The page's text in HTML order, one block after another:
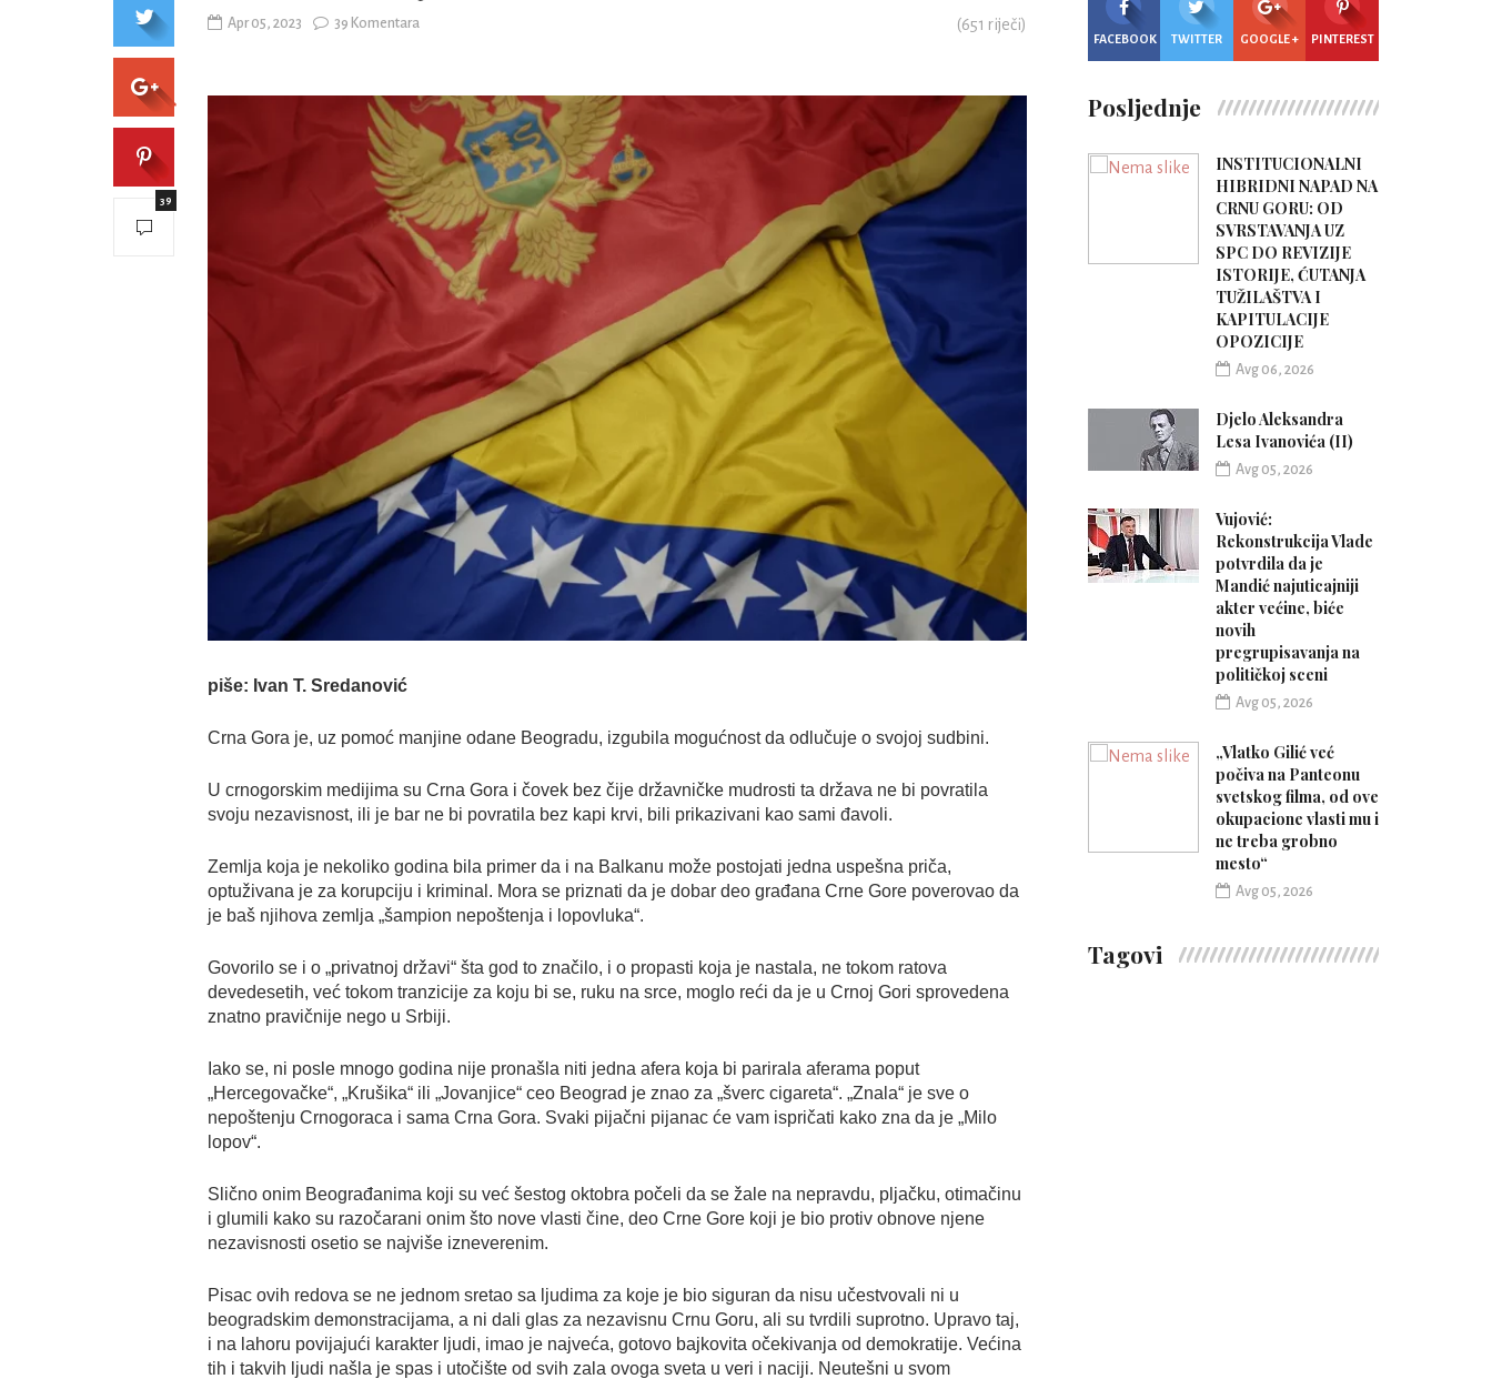
Apr 05, 2023 39 Komentara (651 riječi)
piše: Ivan T. Sredanović
Crna Gora je, uz pomoć manjine odane Beogradu, izgubila mogućnost da odlučuje o svojoj sudbini.
U crnogorskim medijima su Crna Gora i čovek bez čije državničke mudrosti ta država ne bi povratila
svoju nezavisnost, ili je bar ne bi povratila bez kapi krvi, bili prikazivani kao sami đavoli.
Zemlja koja je nekoliko godina bila primer da i na Balkanu može postojati jedna uspešna priča,
optuživana je za korupciju i kriminal. Mora se priznati da je dobar deo građana Crne Gore poverovao da
je baš njihova zemlja „šampion nepoštenja i lopovluka“.
Govorilo se i o „privatnoj državi“ šta god to značilo, i o propasti koja je nastala, ne tokom ratova
devedesetih, već tokom tranzicije za koju bi se, ruku na srce, moglo reći da je u Crnoj Gori sprovedena
znatno pravičnije nego u Srbiji.
Iako se, ni posle mnogo godina nije pronašla niti jedna afera koja bi parirala aferama poput
„Hercegovačke“, „Krušika“ ili „Jovanjice“ ceo Beograd je znao za „šverc cigareta“. „Znala“ je sve o
nepoštenju Crnogoraca i sama Crna Gora. Svaki pijačni pijanac će vam ispričati kako zna da je „Milo
lopov“.
Slično onim Beograđanima koji su već šestog oktobra počeli da se žale na nepravdu, pljačku, otimačinu
i glumili kako su razočarani onim što nove vlasti čine, deo Crne Gore koji je bio protiv obnove njene
nezavisnosti osetio se najviše izneverenim.
Pisac ovih redova se ne jednom sretao sa ljudima za koje je bio siguran da nisu učestvovali ni u
beogradskim demonstracijama, a ni dali glas za nezavisnu Crnu Goru, ali su tvrdili suprotno. Upravo taj,
i na lahoru povijajući karakter ljudi, imao je najveća, gotovo bajkovita očekivanja od demokratije. Većina
tih i takvih ljudi našla je spas i utočište od svih zala ovoga sveta u veri i naciji. Neutešni u svom
39
FACEBOOK TWITTER GOOGLE + PINTEREST
Posljednje
INSTITUCIONALNI
HIBRIDNI NAPAD NA
CRNU GORU: OD
SVRSTAVANJA UZ
SPC DO REVIZIJE
ISTORIJE, ĆUTANJA
TUŽILAŠTVA I
KAPITULACIJE
OPOZICIJE
Avg 06, 2026
Djelo Aleksandra
Lesa Ivanovića (II)
Avg 05, 2026
Vujović:
Rekonstrukcija Vlade
potvrdila da je
Mandić najuticajniji
akter većine, biće
novih
pregrupisavanja na
političkoj sceni
Avg 05, 2026
„Vlatko Gilić već
počiva na Panteonu
svetskog filma, od ove
okupacione vlasti mu i
ne treba grobno
mesto“
Avg 05, 2026
Tagovi